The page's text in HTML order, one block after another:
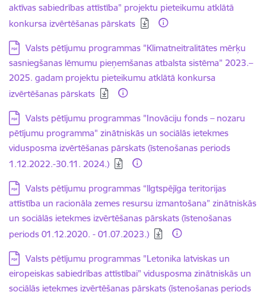
aktīvas sabiedrības attīstība" projektu pieteikumu atklātā
konkursa izvērtēšanas pārskats
Lejupielādēt:
Valsts pētījumu programmas "Klimatneitralitātes mērķu
sasniegšanas lēmumu pieņemšanas atbalsta sistēma” 2023.–
2025. gadam projektu pieteikumu atklātā konkursa
izvērtēšanas pārskats
Lejupielādēt:
Valsts pētījumu programmas "Inovāciju fonds – nozaru
pētījumu programma" zinātniskās un sociālās ietekmes
vidusposma izvērtēšanas pārskats (īstenošanas periods
1.12.2022.-30.11. 2024.)
Lejupielādēt:
Valsts pētījumu programmas “llgtspējīga teritorijas
attīstība un racionāla zemes resursu izmantošana” zinātniskās
un sociālās ietekmes izvērtēšanas pārskats (īstenošanas
periods 01.12.2020. - 01.07.2023.)
Lejupielādēt:
Valsts pētījumu programmas "Letonika latviskas un
eiropeiskas sabiedrības attīstībai" vidusposma zinātniskās un
sociālās ietekmes izvērtēšanas pārskats (īstenošanas periods